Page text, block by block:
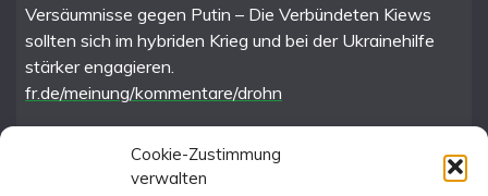
Cookie-Zustimmung
verwalten
Versäumnisse gegen Putin – Die Verbündeten Kiews
sollten sich im hybriden Krieg und bei der Ukrainehilfe
stärker engagieren.
fr.de/meinung/kommentare/drohn